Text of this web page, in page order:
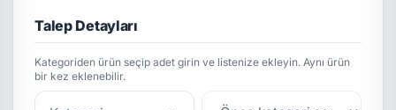
Talep Detayları
Kategoriden ürün seçip adet girin ve listenize ekleyin. Aynı ürün
bir kez eklenebilir.